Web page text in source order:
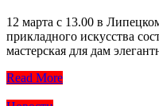
12 марта с 13.00 в
прикладного искусства
мастерская для дам
Read More